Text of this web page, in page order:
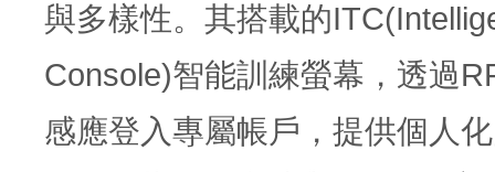
與多樣性。其搭載的
Console)智能訓練螢幕，透過
感應登入專屬帳戶，提供個人